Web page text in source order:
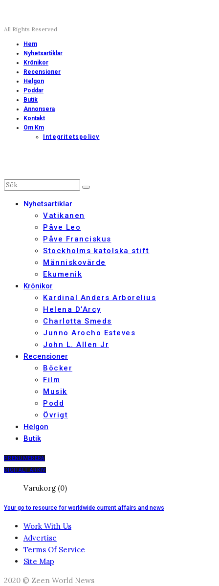
All Rights Reserved
Hem
Nyhetsartiklar
Krönikor
Recensioner
Helgon
Poddar
Butik
Annonsera
Kontakt
Om Km
Integritetspolicy
Nyhetsartiklar
Vatikanen
Påve Leo
Påve Franciskus
Stockholms katolska stift
Människovärde
Ekumenik
Krönikor
Kardinal Anders Arborelius
Helena D’Arcy
Charlotta Smeds
Junno Arocho Esteves
John L. Allen Jr
Recensioner
Böcker
Film
Musik
Podd
Övrigt
Helgon
Butik
PRENUMERERA
DIGITALT ARKIV
Varukorg (0)
Your go to resource for worldwide current affairs and news
Work With Us
Advertise
Terms Of Service
Site Map
2020 © Zeen World News